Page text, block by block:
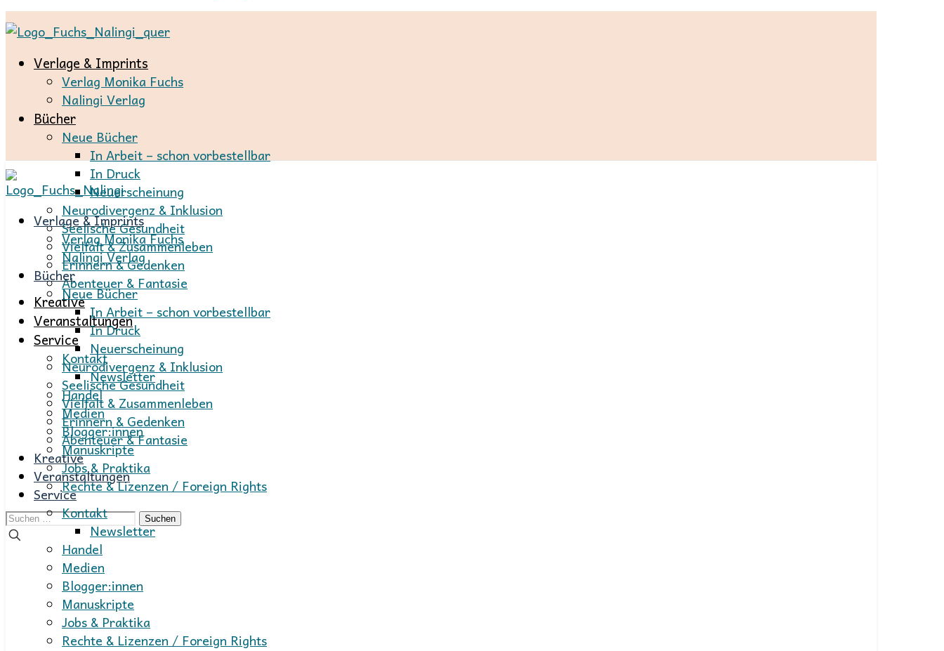
Verlage & Imprints
Verlag Monika Fuchs
Nalingi Verlag
Bücher
Neue Bücher
In Arbeit – schon vorbestellbar
In Druck
Neuerscheinung
Neurodivergenz & Inklusion
Seelische Gesundheit
Vielfalt & Zusammenleben
Erinnern & Gedenken
Abenteuer & Fantasie
Kreative
Veranstaltungen
Service
Kontakt
Newsletter
Handel
Medien
Blogger:innen
Manuskripte
Jobs & Praktika
Rechte & Lizenzen / Foreign Rights
Suchen
nach:
Verlage & Imprints
Verlag Monika Fuchs
Nalingi Verlag
Bücher
Neue Bücher
In Arbeit – schon vorbestellbar
In Druck
Neuerscheinung
Neurodivergenz & Inklusion
Seelische Gesundheit
Vielfalt & Zusammenleben
Erinnern & Gedenken
Abenteuer & Fantasie
Kreative
Veranstaltungen
Service
Kontakt
Newsletter
Handel
Medien
Blogger:innen
Manuskripte
Jobs & Praktika
Rechte & Lizenzen / Foreign Rights